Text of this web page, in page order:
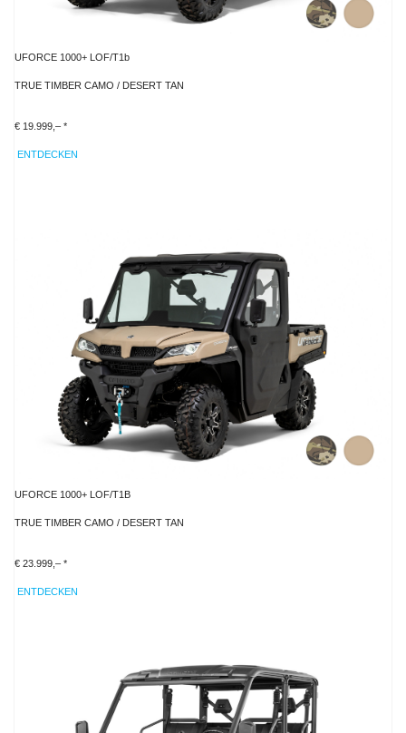
UFORCE 1000+ LOF/T1b
TRUE TIMBER CAMO / DESERT TAN
€ 19.999,– *
ENTDECKEN
UFORCE 1000+ LOF/T1B
TRUE TIMBER CAMO / DESERT TAN
€ 23.999,– *
ENTDECKEN